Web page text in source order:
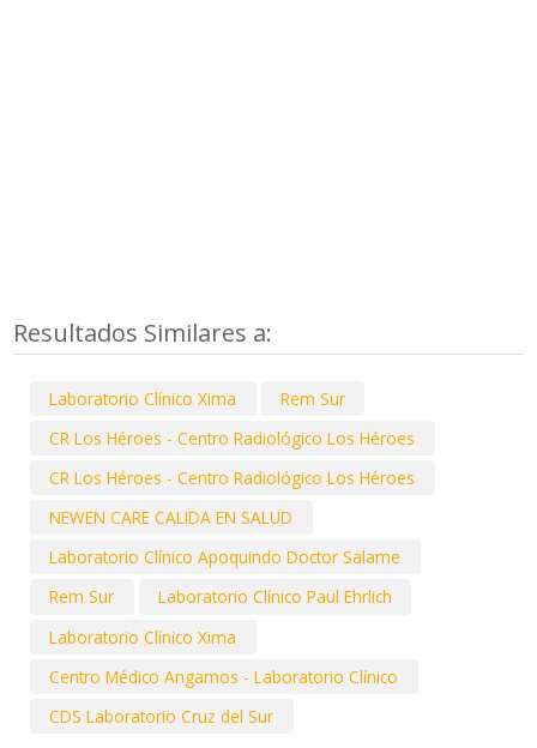
Resultados Similares a:
Laboratorio Clínico Xima
Rem Sur
CR Los Héroes - Centro Radiológico Los Héroes
CR Los Héroes - Centro Radiológico Los Héroes
NEWEN CARE CALIDA EN SALUD
Laboratorio Clínico Apoquindo Doctor Salame
Rem Sur
Laboratorio Clínico Paul Ehrlich
Laboratorio Clínico Xima
Centro Médico Angamos - Laboratorio Clínico
CDS Laboratorio Cruz del Sur